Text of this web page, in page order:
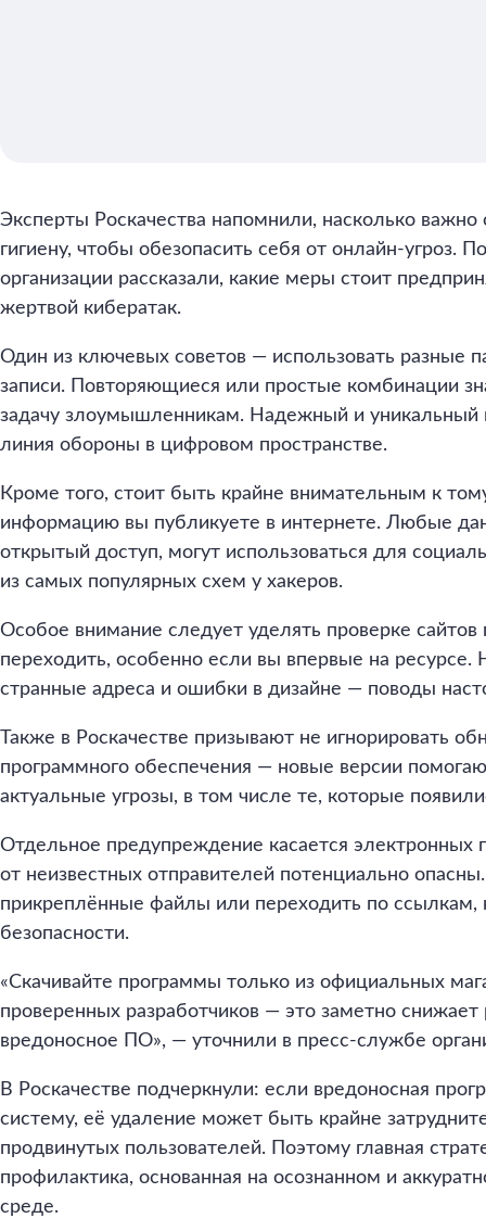
Эксперты Роскачества напомнили, насколько
гигиену, чтобы обезопасить себя от онлайн-угроз.
организации рассказали, какие меры стоит
жертвой кибератак.
Один из ключевых советов — использовать разные
записи. Повторяющиеся или простые комбинации
задачу злоумышленникам. Надежный и уникальный
линия обороны в цифровом пространстве.
Кроме того, стоит быть крайне внимательным к
информацию вы публикуете в интернете. Любые
открытый доступ, могут использоваться для
из самых популярных схем у хакеров.
Особое внимание следует уделять проверке сайтов
переходить, особенно если вы впервые на
странные адреса и ошибки в дизайне — поводы
Также в Роскачестве призывают не игнорировать
программного обеспечения — новые версии
актуальные угрозы, в том числе те, которые
Отдельное предупреждение касается
от неизвестных отправителей потенциально
прикреплённые файлы или переходить по ссылкам,
безопасности.
«Скачивайте программы только из официальных
проверенных разработчиков — это заметно снижает
вредоносное ПО», — уточнили в пресс-службе
В Роскачестве подчеркнули: если вредоносная
систему, её удаление может быть крайне
продвинутых пользователей. Поэтому главная
профилактика, основанная на осознанном и
среде.